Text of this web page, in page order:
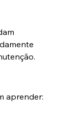
aprender: